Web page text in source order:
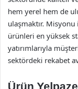
hem yerel hem de
ulaşmaktır.
ürünleri en yüksek
yatırımlarıyla
sektördeki rekabet
Ürün